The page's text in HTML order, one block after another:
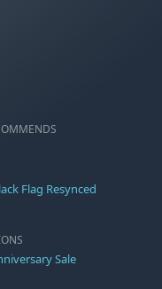
Flag Resynced
Sale